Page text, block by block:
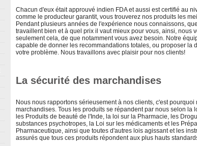
Chacun d'eux était approuvé indien FDA et aussi est certifié au
comme le producteur garantit, vous trouverez nos produits les
Pendant plusieurs années de l'expérience nous connaissons,
travaillent bien et à quel prix il vaut mieux pour vous, ainsi, nous
seulement cela, de que notamment vous avez besoin. Notre
capable de donner les recommandations totales, ou proposer la
votre problème. Nous travaillons avec plaisir pour nos clients!
La sécurité des marchandises
Nous nous rapportons sérieusement à nos clients, c'est
marchandises. Tous les produits se répandent par nous selon la
les Produits de beauté de l'Inde, la loi sur la Pharmacie, les
substances psychotropes, la Loi sur les médicaments et les
Pharmaceutique, ainsi que toutes d'autres lois agissant et les
assurés que tous ces produits répondent aux plus hauts